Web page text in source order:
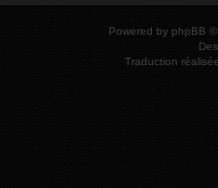
Powered by phpBB ©
Traduction